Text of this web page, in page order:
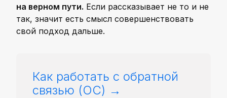
на верном пути. Если рассказывает не то и не
так, значит есть смысл совершенствовать
свой подход дальше.
Как работать с обратной
связью (ОС)